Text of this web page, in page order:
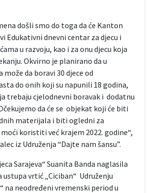
došli smo do toga da će Kanton
Edukativni dnevni centar za djecu i
u razvoju, kao i za onu djecu koja
Okvirno je planirano da u
da boravi 30 djece od
do onih koji su napunili 18 godina,
trebaju cjelodnevni boravak i dodatnu
da će se objekat koji će biti
materijala i biti ogledni za
koristiti već krajem 2022. godine“,
iz Udruženja “Dajte nam šansu”.
Sarajeva“ Suanita Banda naglasila
ustupa vrtić „Ciciban“ Udruženju
na neodređeni vremenski period u